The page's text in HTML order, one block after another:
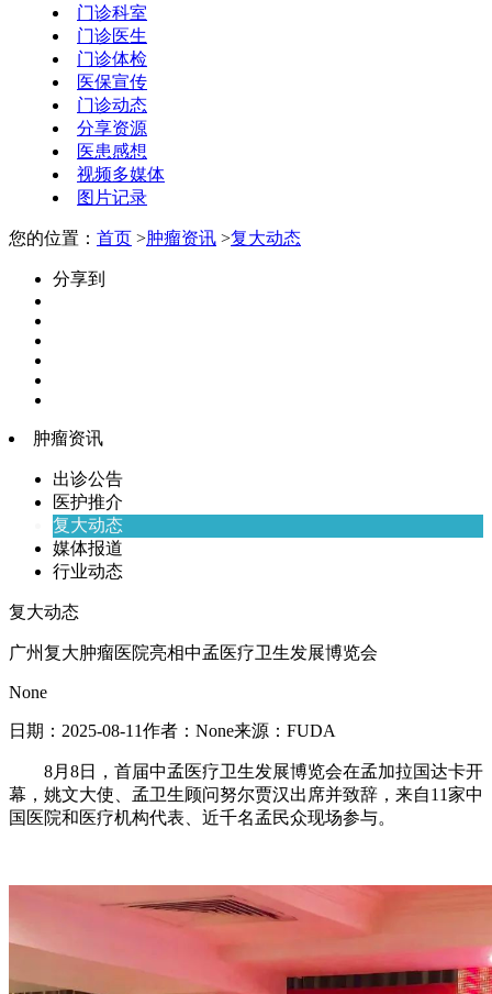
门诊科室
门诊医生
门诊体检
医保宣传
门诊动态
分享资源
医患感想
视频多媒体
图片记录
您的位置： 首页 >肿瘤资讯 >复大动态
分享到
肿瘤资讯
出诊公告
医护推介
复大动态
媒体报道
行业动态
复大动态
广州复大肿瘤医院亮相中孟医疗卫生发展博览会
None
日期： 2025-08-11作者： None来源： FUDA
8月8日，首届中孟医疗卫生发展博览会在孟加拉国达卡开
幕，姚文大使、孟卫生顾问努尔贾汉出席并致辞，来自11家中
国医院和医疗机构代表、近千名孟民众现场参与。